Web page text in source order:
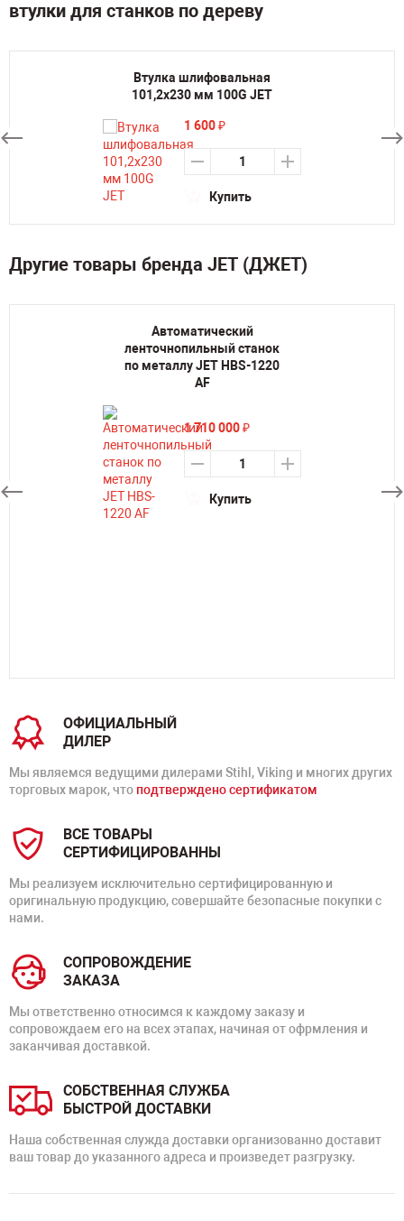
втулки для станков по дереву
Втулка шлифовальная
101,2х230 мм 100G JET
1 600₽
Купить
Другие товары бренда JET (ДЖЕТ)
Автоматический
ленточнопильный станок
по металлу JET HBS-1220
AF
1 710 000₽
Купить
ОФИЦИАЛЬНЫЙ
ДИЛЕР
Мы являемся ведущими дилерами Stihl, Viking и многих других
торговых марок, что подтверждено сертификатом
ВСЕ ТОВАРЫ
СЕРТИФИЦИРОВАННЫ
Мы реализуем исключительно сертифицированную и
оригинальную продукцию, совершайте безопасные покупки с
нами.
СОПРОВОЖДЕНИЕ
ЗАКАЗА
Мы ответственно относимся к каждому заказу и
сопровождаем его на всех этапах, начиная от офрмления и
заканчивая доставкой.
СОБСТВЕННАЯ СЛУЖБА
БЫСТРОЙ ДОСТАВКИ
Наша собственная служда доставки организованно доставит
ваш товар до указанного адреса и произведет разгрузку.